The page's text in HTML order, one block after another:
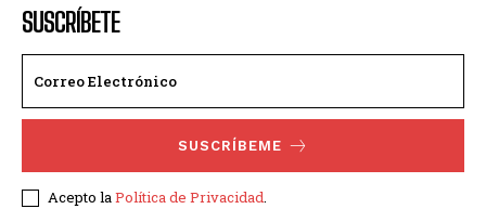
SUSCRÍBETE
SUSCRÍBEME
Acepto laPolítica de Privacidad.